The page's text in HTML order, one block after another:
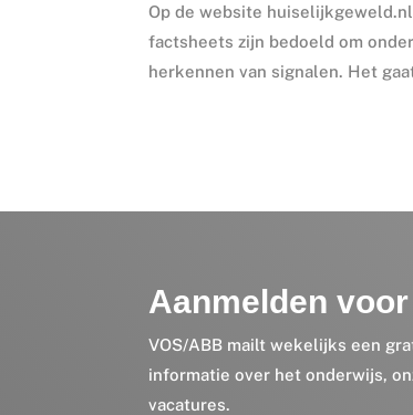
Op de website
factsheets zijn bedoeld om
herkennen van signalen. Het
Aanmelden
VOS/ABB mailt wekelijks een
informatie over het onderwijs,
vacatures.